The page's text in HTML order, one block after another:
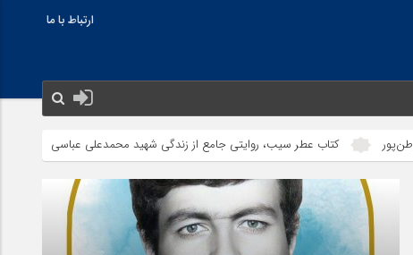
ارتباط با ما
کتاب عطر سیب، روایتی جامع از زندگی شهید محمدعلی عباسی ازدواج ساده اما